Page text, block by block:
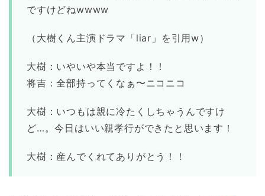
ですけどねwwww
（大樹くん主演ドラマ「liar」を引用w）
大樹：いやいや本当ですよ！！
将吉：全部持ってくなぁ〜ニコニコ
大樹：いつもは親に冷たくしちゃうんですけ
ど…。今日はいい親孝行ができたと思います！
大樹：産んでくれてありがとう！！